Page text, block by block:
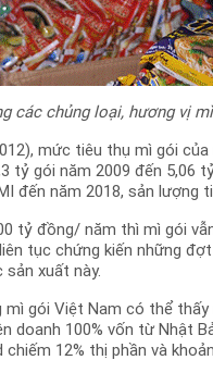
các chủng loại, hương vị
mức tiêu thụ mì gói
tỷ gói năm 2009 đến 5,06
đến năm 2018, sản lượng
tỷ đồng/ năm thì mì gói
tục chứng kiến những
xuất này.
mì gói Việt Nam có thể
doanh 100% vốn từ Nhật
12% thị phần và